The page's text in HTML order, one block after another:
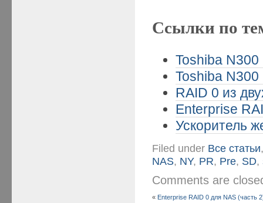
Ссылки по
Toshiba N300
Toshiba N300
RAID 0 из
Enterprise
Ускоритель
Filed under Все статьи
NAS, NY, PR, Pre, SD,
Comments are
« Enterprise RAID 0 для NAS (часть